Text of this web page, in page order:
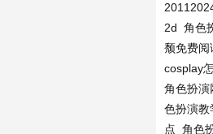
2d 角色
颓免费阅
cosplay
角色扮演
色扮演教
点 角色